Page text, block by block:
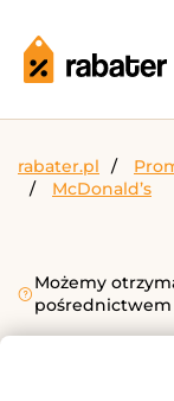
rabater.pl
McDonald’s
Możemy